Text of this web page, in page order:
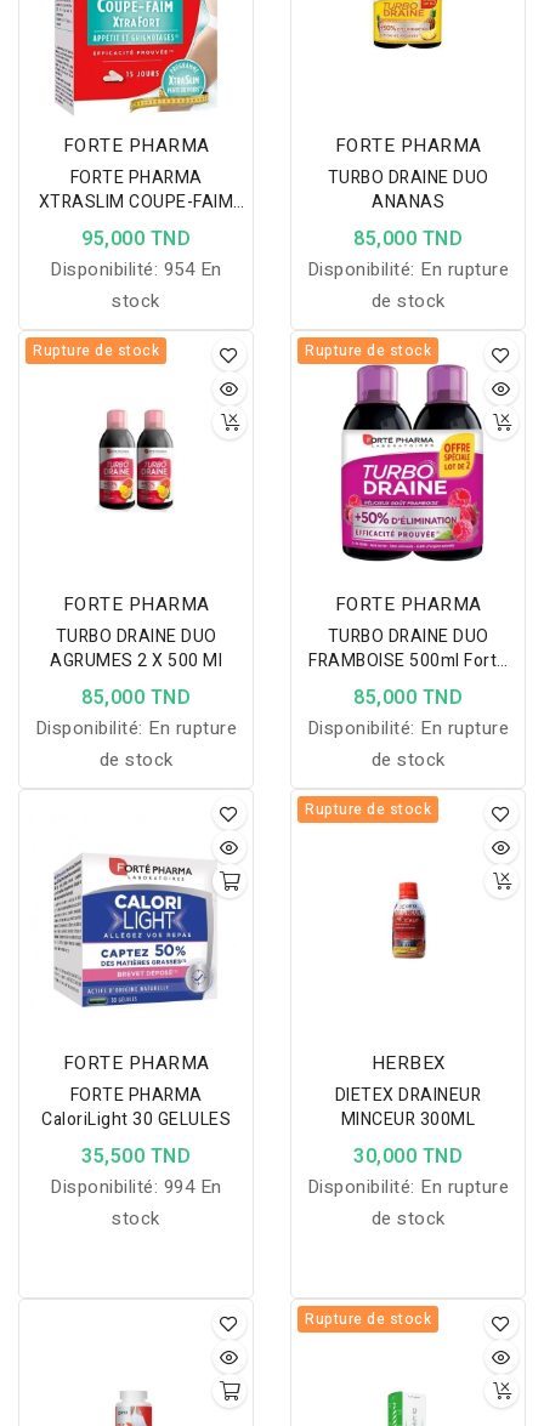
FORTE PHARMA
FORTE PHARMA
XTRASLIM COUPE-FAIM
XTRAFORT
95,000 TND
Disponibilité: 954 En
stock
FORTE PHARMA
TURBO DRAINE DUO
ANANAS
85,000 TND
Disponibilité: En rupture
de stock
Rupture de stock
FORTE PHARMA
TURBO DRAINE DUO
AGRUMES 2 X 500 Ml
85,000 TND
Disponibilité: En rupture
de stock
Rupture de stock
FORTE PHARMA
TURBO DRAINE DUO
FRAMBOISE 500ml Forte
Pharma
85,000 TND
Disponibilité: En rupture
de stock
FORTE PHARMA
FORTE PHARMA
CaloriLight 30 GELULES
35,500 TND
Disponibilité: 994 En
stock
Rupture de stock
HERBEX
DIETEX DRAINEUR
MINCEUR 300ML
30,000 TND
Disponibilité: En rupture
de stock
Rupture de stock